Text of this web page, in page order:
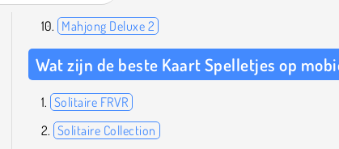
Mahjong Deluxe 2
Wat zijn de beste Kaart Spelletjes op
Solitaire FRVR
Solitaire Collection